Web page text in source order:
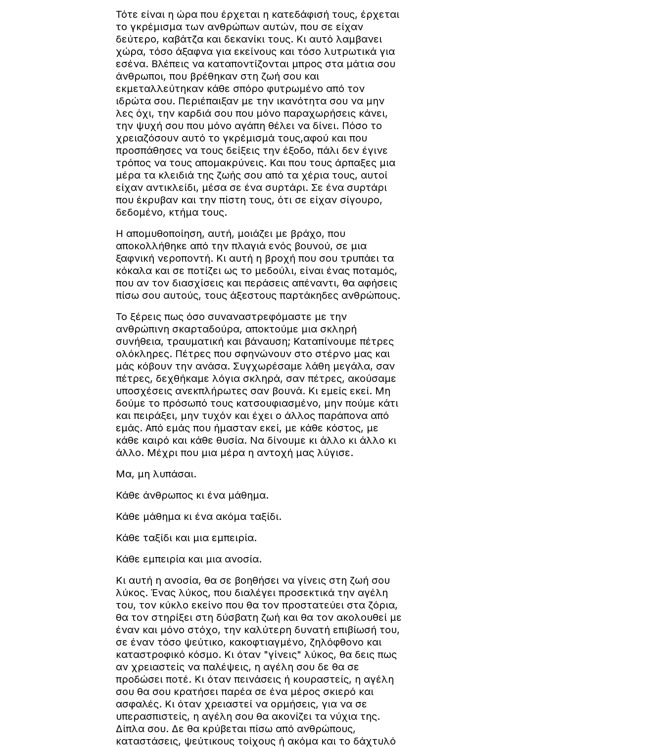
Τότε είναι η ώρα που έρχεται η κατεδάφισή τους, έρχεται
το γκρέμισμα των ανθρώπων αυτών, που σε είχαν
δεύτερο, καβάτζα και δεκανίκι τους. Κι αυτό λαμβανει
χώρα, τόσο άξαφνα για εκείνους και τόσο λυτρωτικά για
εσένα. Βλέπεις να καταποντίζονται μπρος στα μάτια σου
άνθρωποι, που βρέθηκαν στη ζωή σου και
εκμεταλλεύτηκαν κάθε σπόρο φυτρωμένο από τον
ιδρώτα σου. Περιέπαιξαν με την ικανότητα σου να μην
λες όχι, την καρδιά σου που μόνο παραχωρήσεις κάνει,
την ψυχή σου που μόνο αγάπη θέλει να δίνει. Πόσο το
χρειαζόσουν αυτό το γκρέμισμά τους,αφού και που
προσπάθησες να τους δείξεις την έξοδο, πάλι δεν έγινε
τρόπος να τους απομακρύνεις. Και που τους άρπαξες μια
μέρα τα κλειδιά της ζωής σου από τα χέρια τους, αυτοί
είχαν αντικλείδι, μέσα σε ένα συρτάρι. Σε ένα συρτάρι
που έκρυβαν και την πίστη τους, ότι σε είχαν σίγουρο,
δεδομένο, κτήμα τους.
Η απομυθοποίηση, αυτή, μοιάζει με βράχο, που
αποκολλήθηκε από την πλαγιά ενός βουνού, σε μια
ξαφνική νεροποντή. Κι αυτή η βροχή που σου τρυπάει τα
κόκαλα και σε ποτίζει ως το μεδούλι, είναι ένας ποταμός,
που αν τον διασχίσεις και περάσεις απέναντι, θα αφήσεις
πίσω σου αυτούς, τους άξεστους παρτάκηδες ανθρώπους.
Το ξέρεις πως όσο συναναστρεφόμαστε με την
ανθρώπινη σκαρταδούρα, αποκτούμε μια σκληρή
συνήθεια, τραυματική και βάναυση; Καταπίνουμε πέτρες
ολόκληρες. Πέτρες που σφηνώνουν στο στέρνο μας και
μάς κόβουν την ανάσα. Συγχωρέσαμε λάθη μεγάλα, σαν
πέτρες, δεχθήκαμε λόγια σκληρά, σαν πέτρες, ακούσαμε
υποσχέσεις ανεκπλήρωτες σαν βουνά. Κι εμείς εκεί. Μη
δούμε το πρόσωπό τους κατσουφιασμένο, μην πούμε κάτι
και πειράξει, μην τυχόν και έχει ο άλλος παράπονα από
εμάς. Από εμάς που ήμασταν εκεί, με κάθε κόστος, με
κάθε καιρό και κάθε θυσία. Να δίνουμε κι άλλο κι άλλο κι
άλλο. Μέχρι που μια μέρα η αντοχή μας λύγισε.
Μα, μη λυπάσαι.
Κάθε άνθρωπος κι ένα μάθημα.
Κάθε μάθημα κι ένα ακόμα ταξίδι.
Κάθε ταξίδι και μια εμπειρία.
Κάθε εμπειρία και μια ανοσία.
Κι αυτή η ανοσία, θα σε βοηθήσει να γίνεις στη ζωή σου
λύκος. Ένας λύκος, που διαλέγει προσεκτικά την αγέλη
του, τον κύκλο εκείνο που θα τον προστατεύει στα ζόρια,
θα τον στηρίξει στη δύσβατη ζωή και θα τον ακολουθεί με
έναν και μόνο στόχο, την καλύτερη δυνατή επιβίωσή του,
σε έναν τόσο ψεύτικο, κακοφτιαγμένο, ζηλόφθονο και
καταστροφικό κόσμο. Κι όταν "γίνεις" λύκος, θα δεις πως
αν χρειαστείς να παλέψεις, η αγέλη σου δε θα σε
προδώσει ποτέ. Κι όταν πεινάσεις ή κουραστείς, η αγέλη
σου θα σου κρατήσει παρέα σε ένα μέρος σκιερό και
ασφαλές. Κι όταν χρειαστεί να ορμήσεις, για να σε
υπερασπιστείς, η αγέλη σου θα ακονίζει τα νύχια της.
Δίπλα σου. Δε θα κρύβεται πίσω από ανθρώπους,
καταστάσεις, ψεύτικους τοίχους ή ακόμα και το δάχτυλό